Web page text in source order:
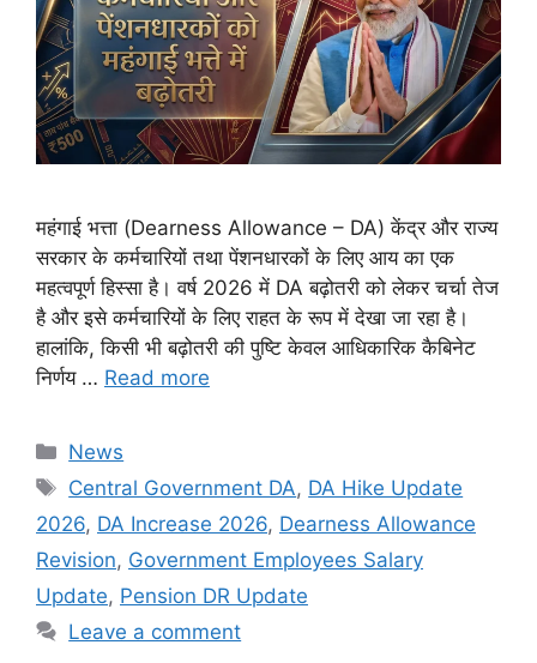
महंगाई भत्ता (Dearness Allowance – DA) केंद्र और राज्य
सरकार के कर्मचारियों तथा पेंशनधारकों के लिए आय का एक
महत्वपूर्ण हिस्सा है। वर्ष 2026 में DA बढ़ोतरी को लेकर चर्चा तेज
है और इसे कर्मचारियों के लिए राहत के रूप में देखा जा रहा है।
हालांकि, किसी भी बढ़ोतरी की पुष्टि केवल आधिकारिक कैबिनेट
निर्णय … Read more
Categories
News
Tags
Central Government DA, DA Hike Update
2026, DA Increase 2026, Dearness Allowance
Revision, Government Employees Salary
Update, Pension DR Update
Leave a comment